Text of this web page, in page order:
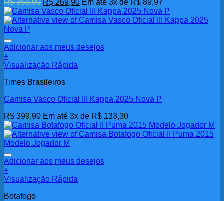
R$359,90
preço
original
R$ 269,90
preço
atual
Em até 3x de R$ 89,97
Adicionar aos meus desejos
+
Visualização Rápida
Times Brasileiros
Camisa Vasco Oficial III Kappa 2025 Nova P
R$ 399,90 Em até 3x de R$ 133,30
Adicionar aos meus desejos
+
Visualização Rápida
Botafogo